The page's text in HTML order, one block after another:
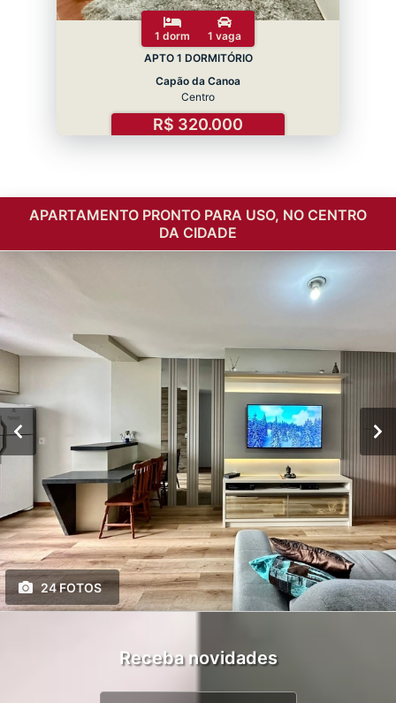
1 dorm
1 vaga
APTO 1 DORMITÓRIO
Capão da Canoa
Centro
R$ 320.000
APARTAMENTO PRONTO PARA USO, NO CENTRO
DA CIDADE
24 FOTOS
Receba novidades